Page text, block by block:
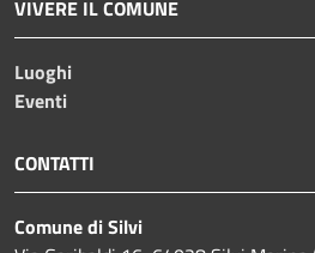
VIVERE IL COMUNE
Luoghi
Eventi
CONTATTI
Comune di Silvi